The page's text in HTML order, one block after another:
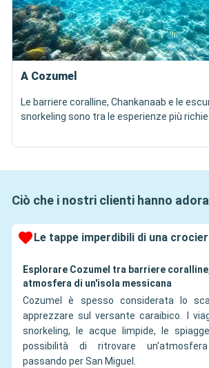
A Cozumel
Le barriere coralline, Chankanaab e le
snorkeling sono tra le esperienze più
Ciò che i nostri clienti hanno
Le tappe imperdibili di una
Esplorare Cozumel tra barriere
atmosfera di un'isola messicana
Cozumel è spesso considerata lo
apprezzare sul versante caraibico. I
snorkeling, le acque limpide, le
possibilità di ritrovare
passando per San Miguel.